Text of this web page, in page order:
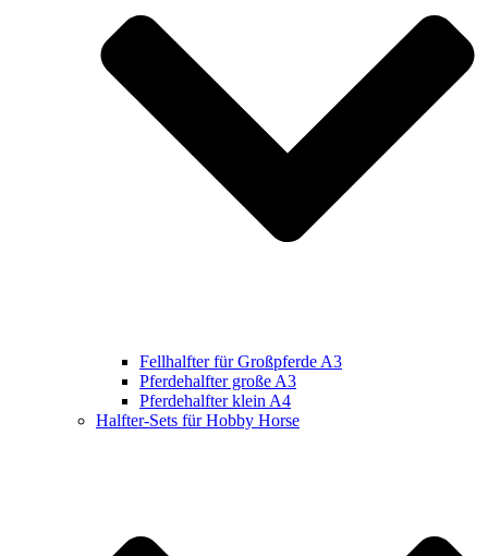
Fellhalfter für Großpferde A3
Pferdehalfter große A3
Pferdehalfter klein A4
Halfter-Sets für Hobby Horse